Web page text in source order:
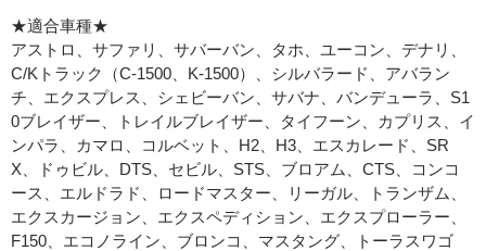
★適合車種★
アストロ、サファリ、サバーバン、タホ、ユーコン、デナリ、
C/Kトラック（C-1500、K-1500）、シルバラード、アバラン
チ、エクスプレス、シェビーバン、サバナ、バンデューラ、S1
0ブレイザー、トレイルブレイザー、タイフーン、カプリス、イ
ンパラ、カマロ、コルベット、H2、H3、エスカレード、SR
X、ドゥビル、DTS、セビル、STS、ブロアム、CTS、コンコ
ース、エルドラド、ロードマスター、リーガル、トランザム、
エクスカージョン、エクスペディション、エクスプローラー、
F150、エコノライン、ブロンコ、マスタング、トーラスワゴ